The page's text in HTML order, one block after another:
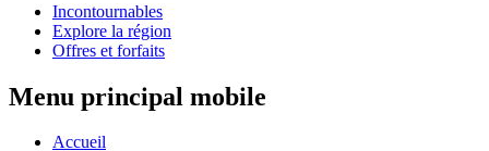
Incontournables
Explore la région
Offres et forfaits
Menu principal mobile
Accueil